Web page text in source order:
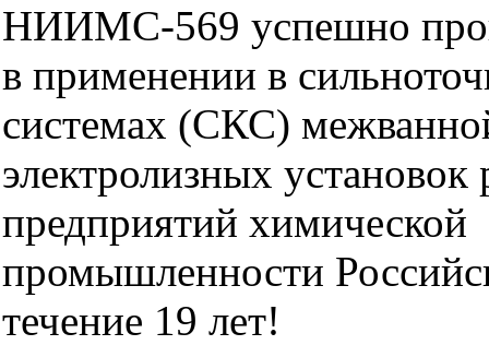
НИИМС-569 успешно
в применении в
системах (СКС)
электролизных установок
предприятий химической
промышленности
течение 19 лет!